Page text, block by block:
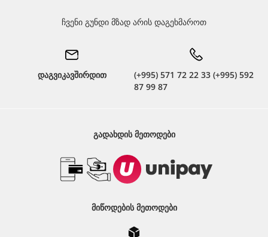
ჩვენი გუნდი მზად არის დაგეხმაროთ
დაგვიკავშირდით
(+995) 571 72 22 33 (+995) 592
87 99 87
ᲒᲐᲓᲐᲮᲓᲘᲡ ᲛᲔᲗᲝᲓᲔᲑᲘ
ᲛᲘᲬᲝᲓᲔᲑᲘᲡ ᲛᲔᲗᲝᲓᲔᲑᲘ